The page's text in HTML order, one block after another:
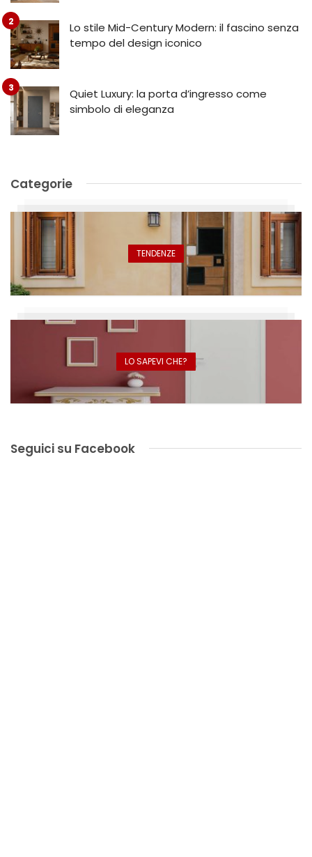
Lo stile Mid-Century Modern: il fascino senza
tempo del design iconico
Quiet Luxury: la porta d’ingresso come
simbolo di eleganza
Categorie
TENDENZE
LO SAPEVI CHE?
Seguici su Facebook